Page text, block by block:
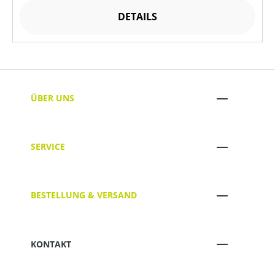
DETAILS
ÜBER UNS
SERVICE
BESTELLUNG & VERSAND
KONTAKT